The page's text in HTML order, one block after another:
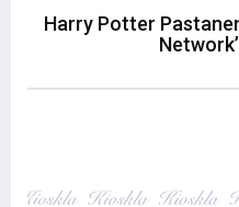
Harry Potter